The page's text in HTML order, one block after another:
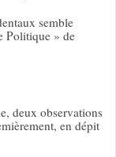
semble
Politique » de
deux observations
en dépit